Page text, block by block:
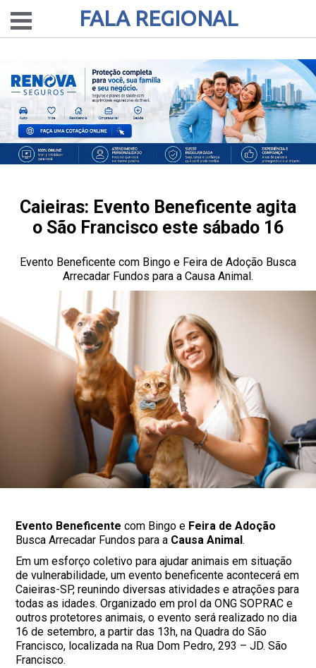
FALA REGIONAL
Caieiras: Evento Beneficente agita
o São Francisco este sábado 16
Evento Beneficente com Bingo e Feira de Adoção Busca
Arrecadar Fundos para a Causa Animal.
Evento Beneficente com Bingo e Feira de Adoção
Busca Arrecadar Fundos para a Causa Animal.
Em um esforço coletivo para ajudar animais em situação
de vulnerabilidade, um evento beneficente acontecerá em
Caieiras-SP, reunindo diversas atividades e atrações para
todas as idades. Organizado em prol da ONG SOPRAC e
outros protetores animais, o evento será realizado no dia
16 de setembro, a partir das 13h, na Quadra do São
Francisco, localizada na Rua Dom Pedro, 293 – JD. São
Francisco.